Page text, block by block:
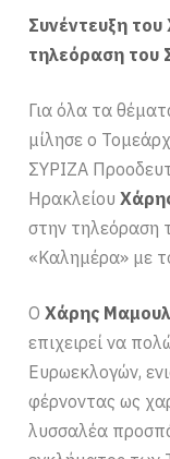
Συνέντευξη
τηλεόραση του
Για όλα τα
μίλησε ο
ΣΥΡΙΖΑ
Ηρακλείου
στην τηλεόραση
«Καλημέρα» με
ΟΧάρης
επιχειρεί να
Ευρωεκλογών,
φέρνοντας ως
λυσσαλέα